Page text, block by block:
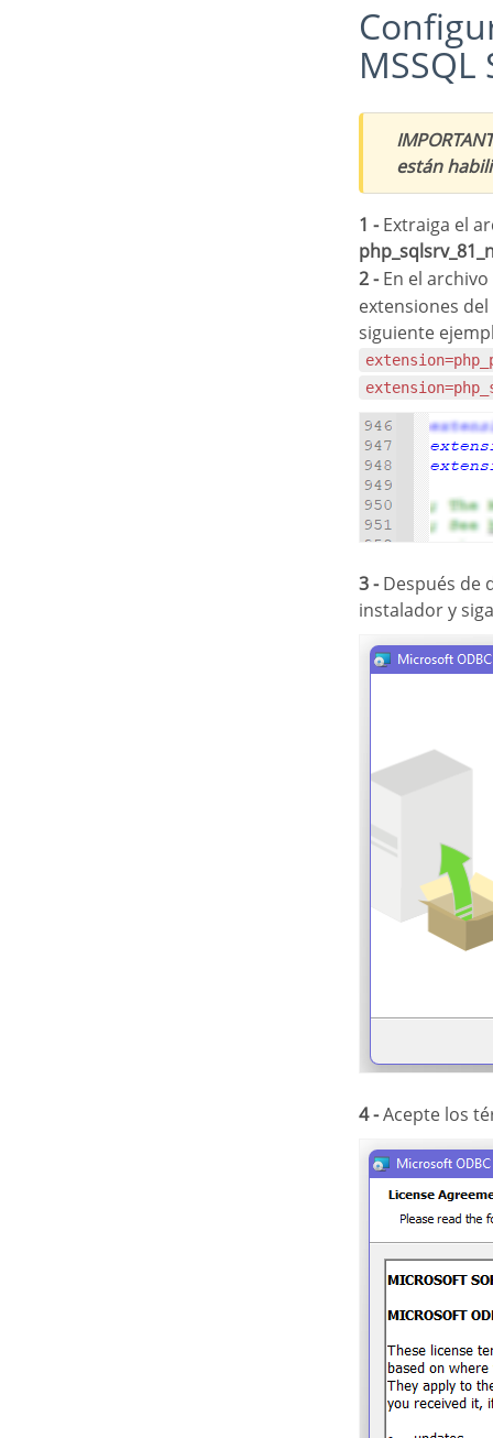
Configuración y habilitación de Amazon RDS
están
1 -Extraiga el
2 -En el archivo
extensiones del
siguiente
3 -Después de
instalador y
4 -Acepte los